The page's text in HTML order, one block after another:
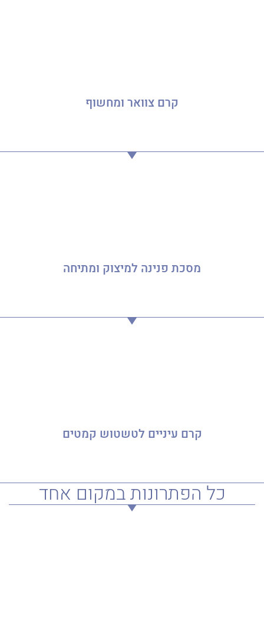
קרם צוואר ומחשוף
מסכת פנינה למיצוק ומתיחה
קרם עיניים לטשטוש קמטים
כל הפתרונות במקום אחד